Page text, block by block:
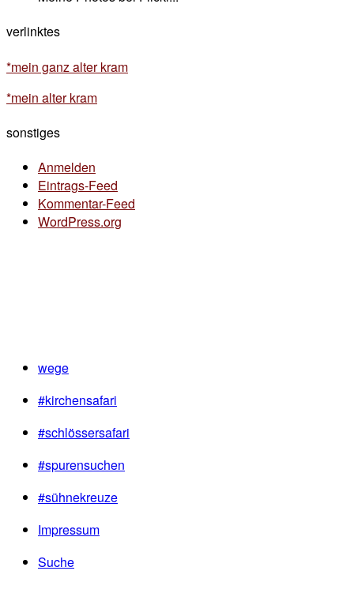
verlinktes
*mein ganz alter kram
*mein alter kram
sonstiges
Anmelden
Eintrags-Feed
Kommentar-Feed
WordPress.org
wege
#kirchensafari
#schlössersafari
#spurensuchen
#sühnekreuze
Impressum
Suche